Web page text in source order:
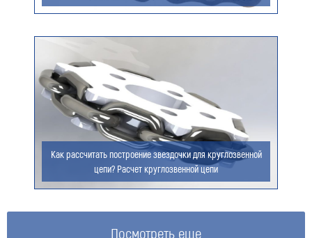
Как рассчитать построение звездочки для круглозвенной
цепи? Расчет круглозвенной цепи
Посмотреть еще